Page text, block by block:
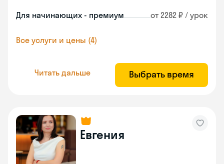
Для начинающих - премиум от 2282 ₽ / урок
Все услуги и цены (4)
Читать дальше Выбрать время
Евгения